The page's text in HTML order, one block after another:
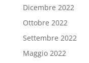
Dicembre 2022
Ottobre 2022
Settembre 2022
Maggio 2022